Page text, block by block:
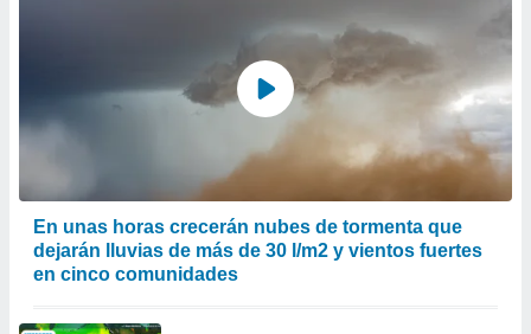
En unas horas crecerán nubes de tormenta que
dejarán lluvias de más de 30 l/m2 y vientos fuertes
en cinco comunidades